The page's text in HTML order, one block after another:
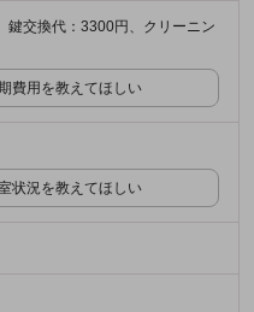
鍵交換代：3300円、クリーニン
費用を教えてほしい
状況を教えてほしい